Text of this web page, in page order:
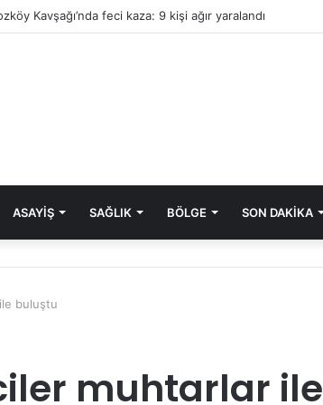
Kavşağı’nda feci kaza: 9 kişi ağır yaralandı
ASAYIŞ SAĞLIK BÖLGE SON DAKIKA
buluştu
muhtarlar ile